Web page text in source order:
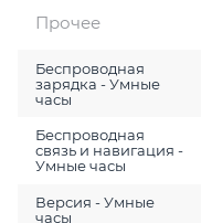
Прочее
Беспроводная
зарядка - Умные
часы
Беспроводная
связь и навигация -
Умные часы
Версия - Умные
часы